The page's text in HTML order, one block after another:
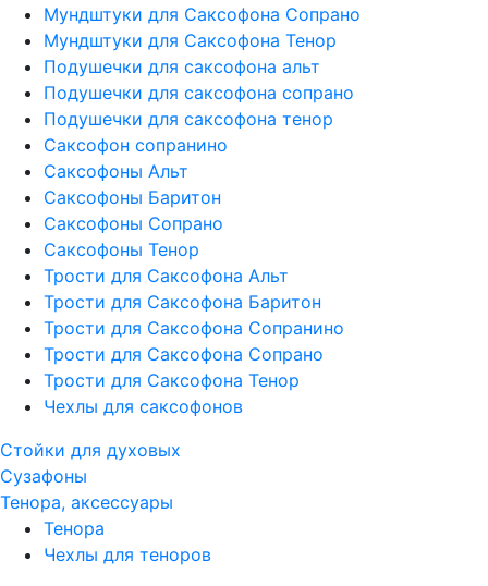
Мундштуки для Саксофона Сопрано
Мундштуки для Саксофона Тенор
Подушечки для саксофона альт
Подушечки для саксофона сопрано
Подушечки для саксофона тенор
Саксофон сопранино
Саксофоны Альт
Саксофоны Баритон
Саксофоны Сопрано
Саксофоны Тенор
Трости для Саксофона Альт
Трости для Саксофона Баритон
Трости для Саксофона Сопранино
Трости для Саксофона Сопрано
Трости для Саксофона Тенор
Чехлы для саксофонов
Стойки для духовых
Сузафоны
Тенора, аксессуары
Тенора
Чехлы для теноров